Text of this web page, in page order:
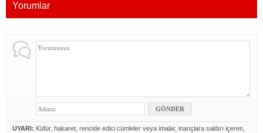
Yorumlar
UYARI: Küfür, hakaret, rencide edici cümleler veya imalar, inançlara saldırı içeren,